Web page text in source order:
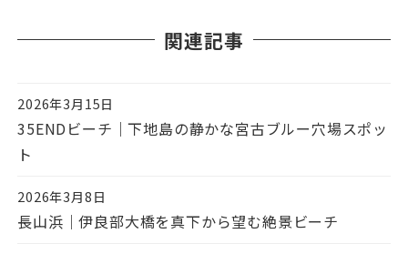
関連記事
投稿日
2026年3月15日
35ENDビーチ｜下地島の静かな宮古ブルー穴場スポッ
ト
投稿日
2026年3月8日
長山浜｜伊良部大橋を真下から望む絶景ビーチ